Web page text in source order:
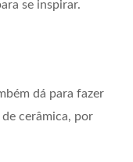
se inspirar.
dá para fazer
de cerâmica, por